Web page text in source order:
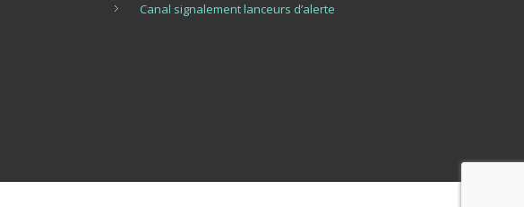
Canal signalement lanceurs d’alerte